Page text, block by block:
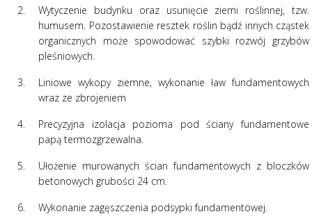
Wytyczenie budynku oraz usunięcie ziemi roślinnej, tzw.
humusem. Pozostawienie resztek roślin bądź innych cząstek
organicznych może spowodować szybki rozwój grzybów
pleśniowych.
Liniowe wykopy ziemne, wykonanie ław fundamentowych
wraz ze zbrojeniem
Precyzyjna izolacja pozioma pod ściany fundamentowe
papą termozgrzewalna.
Ułożenie murowanych ścian fundamentowych z bloczków
betonowych grubości 24 cm.
Wykonanie zagęszczenia podsypki fundamentowej.